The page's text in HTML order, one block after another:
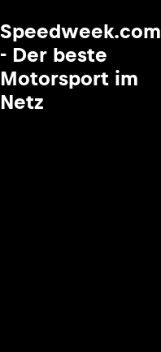
Speedweek.com
- Der beste
Motorsport im
Netz